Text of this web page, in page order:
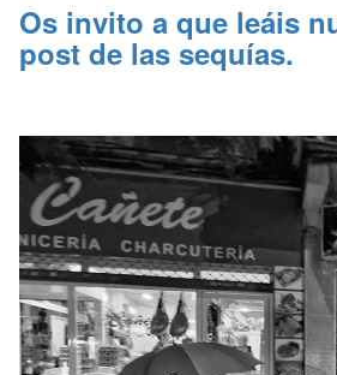
Os invito a que leáis
post de las sequías.